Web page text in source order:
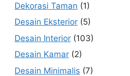
Dekorasi Taman (1)
Desain Eksterior (5)
Desain Interior (103)
Desain Kamar (2)
Desain Minimalis (7)